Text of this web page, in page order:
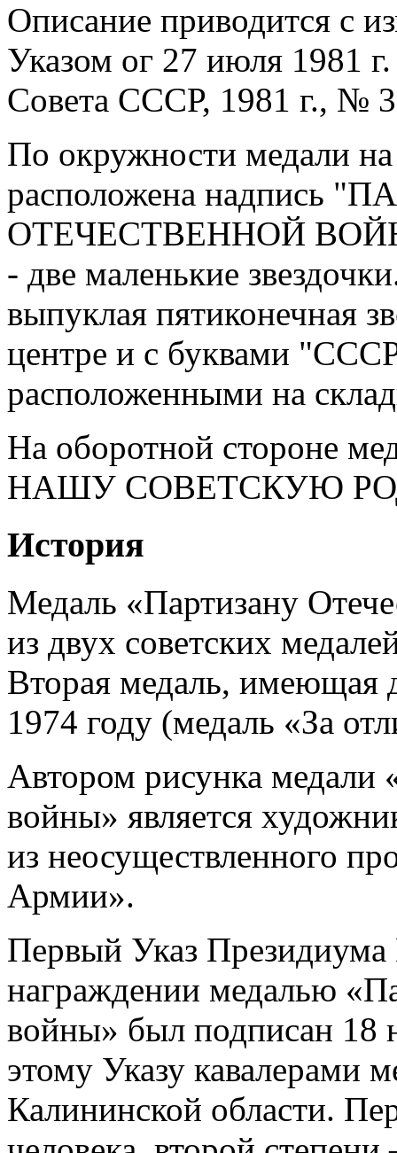
Описание приводится с
Указом ог 27 июля 1981
Совета СССР, 1981 г., №
По окружности медали
расположена надпись
ОТЕЧЕСТВЕННОЙ
- две маленькие
выпуклая пятиконечная
центре и с буквами
расположенными на
На оборотной стороне
НАШУ СОВЕТСКУЮ
История
Медаль «Партизану
из двух советских
Вторая медаль, имеющая
1974 году (медаль «За
Автором рисунка медали
войны» является
из неосуществленного
Армии».
Первый Указ
награждении медалью
войны» был подписан 18
этому Указу кавалерами
Калининской области.